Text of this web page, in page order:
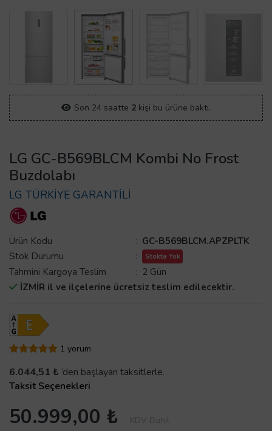
Son 24 saatte 2 kişi bu ürüne baktı.
LG GC-B569BLCM Kombi No Frost
Buzdolabı
LG TÜRKİYE GARANTİLİ
Ürün Kodu : GC-B569BLCM.APZPLTK
Stok Durumu
: Stokta Yok
Tahmini Kargoya Teslim : 2 Gün
İZMİR il ve ilçelerine ücretsiz teslim edilecektir.
1 yorum
6.044,51 ₺ ’den başlayan taksitlerle.
Taksit Seçenekleri
50.999,00 ₺ KDV Dahil